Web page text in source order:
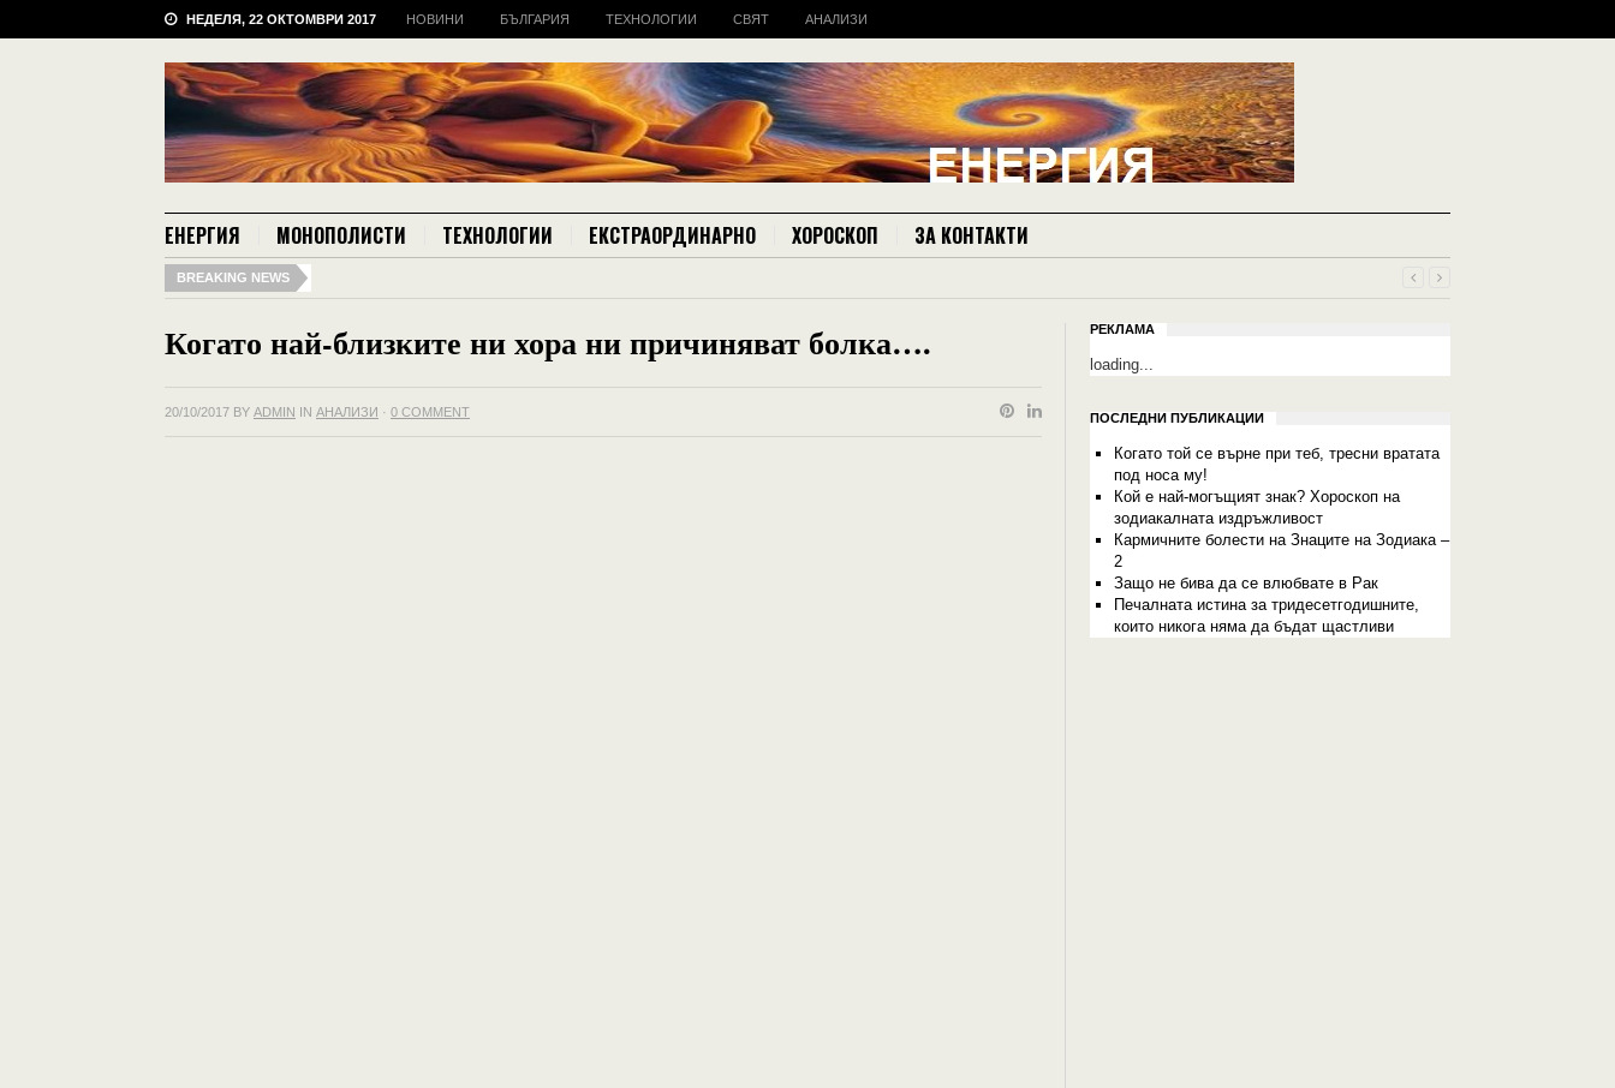
НЕДЕЛЯ, 22 ОКТОМВРИ 2017 НОВИНИ БЪЛГАРИЯ ТЕХНОЛОГИИ СВЯТ АНАЛИЗИ
ЕНЕРГИЯ МОНОПОЛИСТИ ТЕХНОЛОГИИ ЕКСТРАОРДИНАРНО ХОРОСКОП ЗА КОНТАКТИ
BREAKING NEWS
Когато най-близките ни хора ни причиняват болка….
20/10/2017 BY ADMIN IN АНАЛИЗИ · 0 COMMENT
РЕКЛАМА
loading...
ПОСЛЕДНИ ПУБЛИКАЦИИ
Когато той се върне при теб, тресни вратата
под носа му!
Кой е най-могъщият знак? Хороскоп на
зодиакалната издръжливост
Кармичните болести на Знаците на Зодиака –
2
Защо не бива да се влюбвате в Рак
Печалната истина за тридесетгодишните,
които никога няма да бъдат щастливи